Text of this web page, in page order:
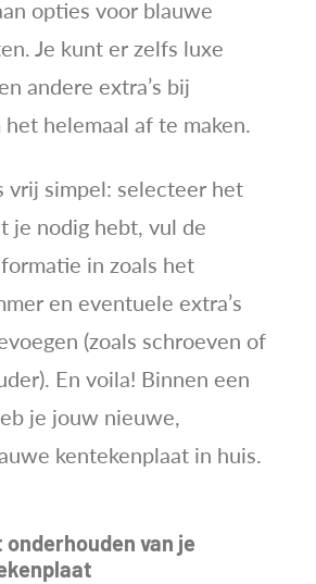
opties voor blauwe
Je kunt er zelfs luxe
andere extra’s bij
helemaal af te maken.
vrij simpel: selecteer het
je nodig hebt, vul de
in zoals het
en eventuele extra’s
(zoals schroeven of
En voila! Binnen een
je jouw nieuwe,
kentekenplaat in huis.
van je